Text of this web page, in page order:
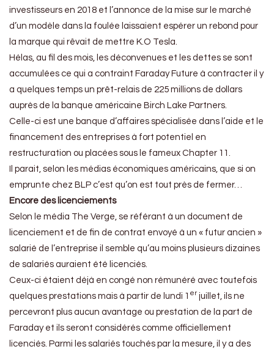
investisseurs en 2018 et l’annonce de la mise sur le marché
d’un modèle dans la foulée laissaient espérer un rebond pour
la marque qui rêvait de mettre K.O Tesla.
Hélas, au fil des mois, les déconvenues et les dettes se sont
accumulées ce qui a contraint Faraday Future à contracter il y
a quelques temps un prêt-relais de 225 millions de dollars
auprès de la banque américaine Birch Lake Partners.
Celle-ci est une banque d’affaires spécialisée dans l’aide et le
financement des entreprises à fort potentiel en
restructuration ou placées sous le fameux Chapter 11.
Il parait, selon les médias économiques américains, que si on
emprunte chez BLP c’est qu’on est tout près de fermer…
Encore des licenciements
Selon le média The Verge, se référant à un document de
licenciement et de fin de contrat envoyé à un « futur ancien »
salarié de l’entreprise il semble qu’au moins plusieurs dizaines
de salariés auraient été licenciés.
Ceux-ci étaient déjà en congé non rémunéré avec toutefois
quelques prestations mais à partir de lundi 1 er juillet, ils ne
percevront plus aucun avantage ou prestation de la part de
Faraday et ils seront considérés comme officiellement
licenciés. Parmi les salariés touchés par la mesure, il y a des